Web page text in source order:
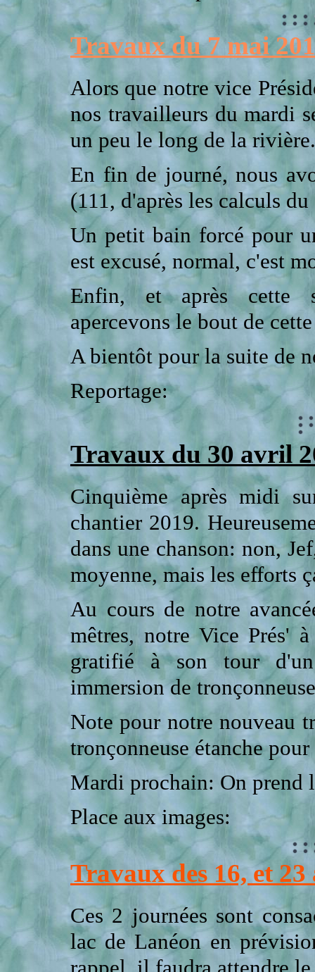
Travaux du 7 mai
Alors que notre vice
nos travailleurs du mardi
un peu le long de la rivière.
En fin de journé, nous
(111, d'après les calculs
Un petit bain forcé pour
est excusé, normal, c'est
Enfin, et après cette
apercevons le bout de
A bientôt pour la suite de
Reportage:
Travaux du 30 avril
Cinquième après midi
chantier 2019.
dans une chanson: non,
moyenne, mais les efforts
Au cours de notre
mêtres, notre Vice Prés'
gratifié à son tour
immersion de
Note pour notre nouveau
tronçonneuse étanche pour
Mardi prochain: On prend
Place aux images:
Travaux des 16, et
Ces 2 journées sont
lac de Lanéon en